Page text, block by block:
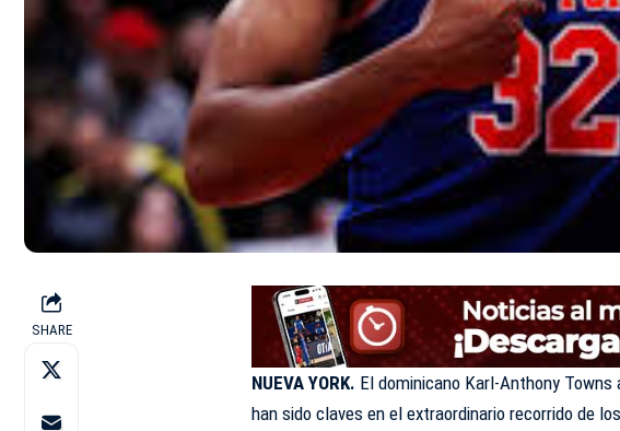
SHARE
NUEVA YORK. El dominicano Karl-Anthony
han sido claves en el extraordinario recorrido de